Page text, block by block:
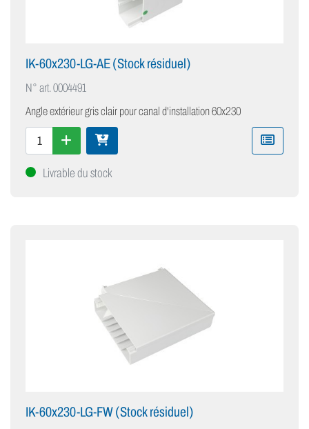
IK-60x230-LG-AE (Stock résiduel)
N° art.0004491
Angle extérieur gris clair pour canal d'installation 60x230
Livrable du stock
IK-60x230-LG-FW (Stock résiduel)